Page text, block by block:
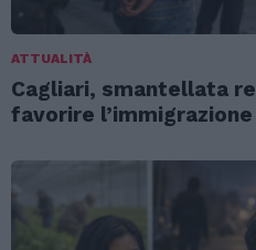
ATTUALITÀ
Cagliari, smantellata
favorire